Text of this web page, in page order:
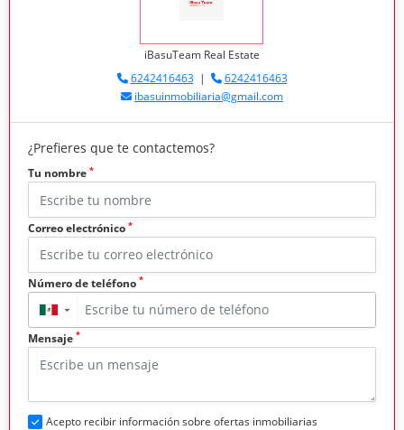
iBasuTeam Real Estate
6242416463|
6242416463
ibasuinmobiliaria@gmail.com
¿Prefieres que te contactemos?
Tu nombre *
Correo electrónico *
Número de teléfono *
▼
Mensaje *
Acepto recibir información sobre ofertas inmobiliarias